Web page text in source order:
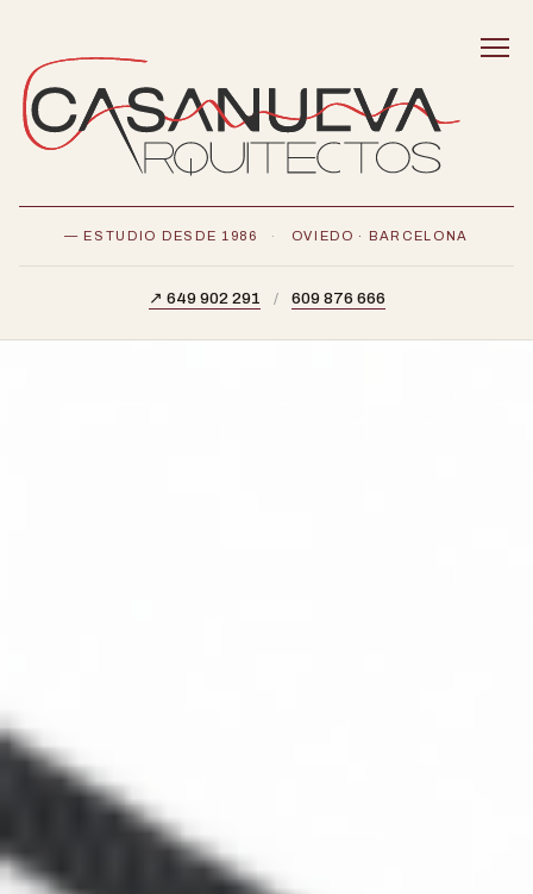
— ESTUDIO DESDE 1986 · OVIEDO · BARCELONA
↗ 649 902 291 / 609 876 666